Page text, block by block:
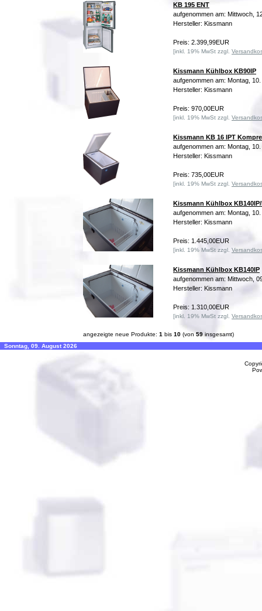
KB 195 ENT
aufgenommen am: Mittwoch,
Hersteller: Kissmann
Preis: 2.399,99EUR
[inkl. 19% MwSt zzgl.
Kissmann Kühlbox KB90IP
aufgenommen am: Montag,
Hersteller: Kissmann
Preis: 970,00EUR
[inkl. 19% MwSt zzgl.
Kissmann KB 16 IPT
aufgenommen am: Montag,
Hersteller: Kissmann
Preis: 735,00EUR
[inkl. 19% MwSt zzgl.
Kissmann Kühlbox KB140IP/
aufgenommen am: Montag,
Hersteller: Kissmann
Preis: 1.445,00EUR
[inkl. 19% MwSt zzgl.
Kissmann Kühlbox KB140IP
aufgenommen am: Mittwoch,
Hersteller: Kissmann
Preis: 1.310,00EUR
[inkl. 19% MwSt zzgl.
angezeigte neue Produkte: 1 bis 10 (von 59 insgesamt)
Sonntag, 09. August 2026